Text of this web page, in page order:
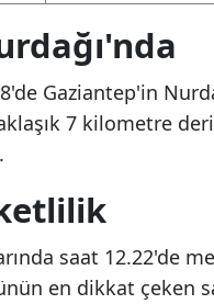
Gaziantep'in
7 kilometre
saat 12.22'de
en dikkat çeken